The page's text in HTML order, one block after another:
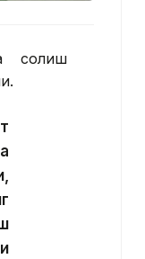
солиш